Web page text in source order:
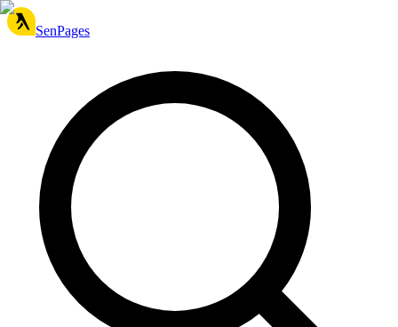
SenPages